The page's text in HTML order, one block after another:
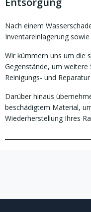
Nach einem
Inventareinlagerung
Wir kümmern uns um die
Gegenstände, um weitere
Reinigungs- und
Darüber hinaus
beschädigtem Material,
Wiederherstellung Ihres